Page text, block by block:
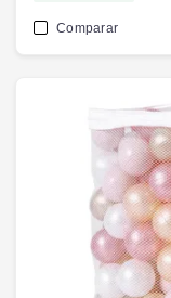
Comparar